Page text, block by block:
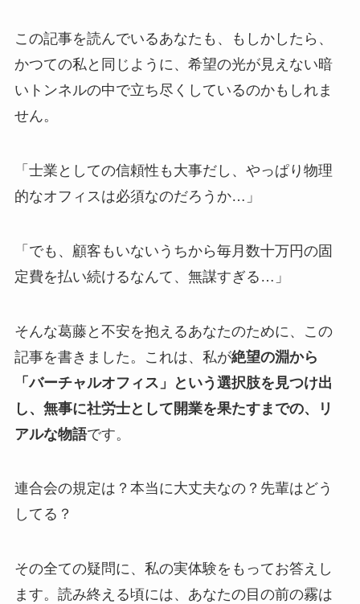
この記事を読んでいるあなたも、もしかしたら、
かつての私と同じように、希望の光が見えない暗
いトンネルの中で立ち尽くしているのかもしれま
せん。
「士業としての信頼性も大事だし、やっぱり物理
的なオフィスは必須なのだろうか…」
「でも、顧客もいないうちから毎月数十万円の固
定費を払い続けるなんて、無謀すぎる…」
そんな葛藤と不安を抱えるあなたのために、この
記事を書きました。これは、私が絶望の淵から
「バーチャルオフィス」という選択肢を見つけ出
し、無事に社労士として開業を果たすまでの、リ
アルな物語です。
連合会の規定は？本当に大丈夫なの？先輩はどう
してる？
その全ての疑問に、私の実体験をもってお答えし
ます。読み終える頃には、あなたの目の前の霧は